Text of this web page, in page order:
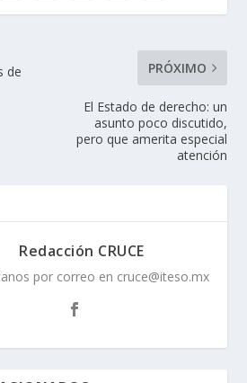
de
PRÓXIMO
El Estado de derecho: un
asunto poco discutido,
pero que amerita especial
atención
Redacción CRUCE
por correo en cruce@iteso.mx